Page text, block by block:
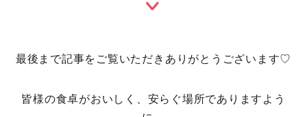
最後まで記事をご覧いただきありがとうございます♡
皆様の食卓がおいしく、安らぐ場所でありますよう